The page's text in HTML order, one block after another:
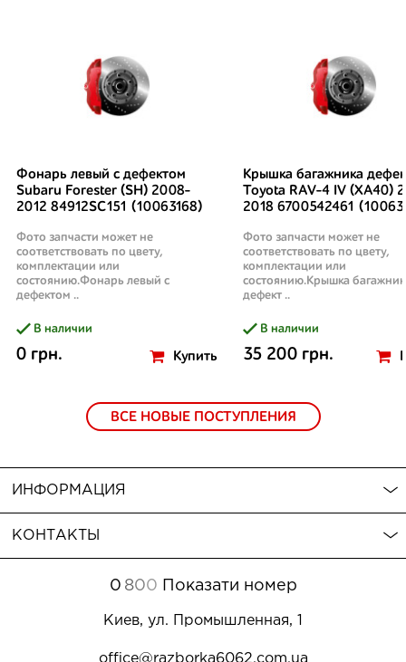
Фонарь левый с дефектом
Subaru Forester (SH) 2008-
2012 84912SC151 (10063168)
Фото запчасти может не
соответствовать по цвету,
комплектации или
состоянию.Фонарь левый с
дефектом ..
В наличии
0 грн. Купить
Крышка багажника
Toyota RAV-4 IV (XA40)
2018 6700542461
Фото запчасти может не
соответствовать по цвету,
комплектации или
состоянию.Крышка
дефект ..
В наличии
35 200 грн.
ВСЕ НОВЫЕ ПОСТУПЛЕНИЯ
ИНФОРМАЦИЯ
КОНТАКТЫ
0 800 Показати номер
Киев, ул. Промышленная, 1
office@razborka6062.com.ua